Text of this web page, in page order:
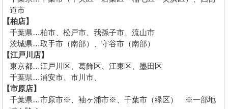
道市
【柏店】
千葉県…柏市、松戸市、我孫子市、流山市
茨城県…取手市（南部）、守谷市（南部）
【江戸川店】
東京都…江戸川区、葛飾区、江東区、墨田区
千葉県…浦安市、市川市、
【市原店】
千葉県…市原市※、袖ヶ浦市※、千葉市（緑区） ※一部地